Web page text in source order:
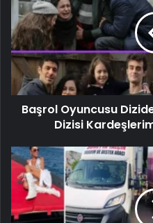
Başrol Oyuncusu
Dizisi